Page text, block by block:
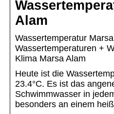
Alam
Wassertemperatur
Wassertemperaturen +
Klima Marsa Alam
Heute ist die
23.4°C. Es ist das
Schwimmwasser in
besonders an einem